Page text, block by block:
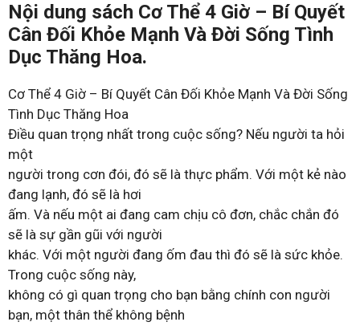
Nội dung sách Cơ Thể 4 Giờ – Bí Quyết
Cân Đối Khỏe Mạnh Và Đời Sống Tình
Dục Thăng Hoa.
Cơ Thể 4 Giờ – Bí Quyết Cân Đối Khỏe Mạnh Và Đời Sống
Tình Dục Thăng Hoa
Điều quan trọng nhất trong cuộc sống? Nếu người ta hỏi
một
người trong cơn đói, đó sẽ là thực phẩm. Với một kẻ nào
đang lạnh, đó sẽ là hơi
ấm. Và nếu một ai đang cam chịu cô đơn, chắc chắn đó
sẽ là sự gần gũi với người
khác. Với một người đang ốm đau thì đó sẽ là sức khỏe.
Trong cuộc sống này,
không có gì quan trọng cho bạn bằng chính con người
bạn, một thân thể không bệnh